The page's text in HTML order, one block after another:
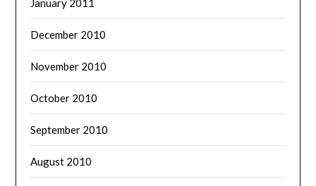
January 2011
December 2010
November 2010
October 2010
September 2010
August 2010